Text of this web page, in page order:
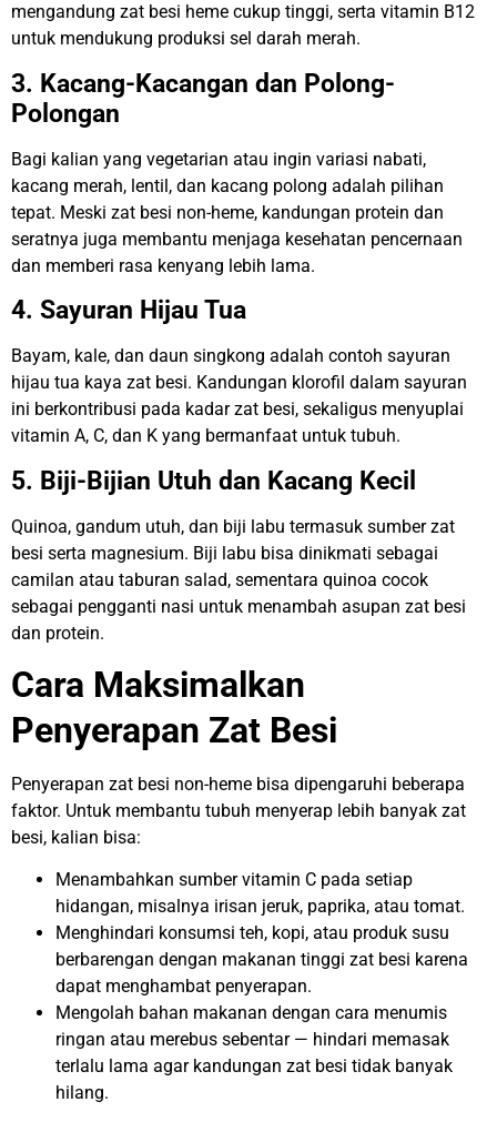
mengandung zat besi heme cukup tinggi, serta vitamin B12
untuk mendukung produksi sel darah merah.
3. Kacang-Kacangan dan Polong-
Polongan
Bagi kalian yang vegetarian atau ingin variasi nabati,
kacang merah, lentil, dan kacang polong adalah pilihan
tepat. Meski zat besi non-heme, kandungan protein dan
seratnya juga membantu menjaga kesehatan pencernaan
dan memberi rasa kenyang lebih lama.
4. Sayuran Hijau Tua
Bayam, kale, dan daun singkong adalah contoh sayuran
hijau tua kaya zat besi. Kandungan klorofil dalam sayuran
ini berkontribusi pada kadar zat besi, sekaligus menyuplai
vitamin A, C, dan K yang bermanfaat untuk tubuh.
5. Biji-Bijian Utuh dan Kacang Kecil
Quinoa, gandum utuh, dan biji labu termasuk sumber zat
besi serta magnesium. Biji labu bisa dinikmati sebagai
camilan atau taburan salad, sementara quinoa cocok
sebagai pengganti nasi untuk menambah asupan zat besi
dan protein.
Cara Maksimalkan
Penyerapan Zat Besi
Penyerapan zat besi non-heme bisa dipengaruhi beberapa
faktor. Untuk membantu tubuh menyerap lebih banyak zat
besi, kalian bisa:
Menambahkan sumber vitamin C pada setiap
hidangan, misalnya irisan jeruk, paprika, atau tomat.
Menghindari konsumsi teh, kopi, atau produk susu
berbarengan dengan makanan tinggi zat besi karena
dapat menghambat penyerapan.
Mengolah bahan makanan dengan cara menumis
ringan atau merebus sebentar — hindari memasak
terlalu lama agar kandungan zat besi tidak banyak
hilang.